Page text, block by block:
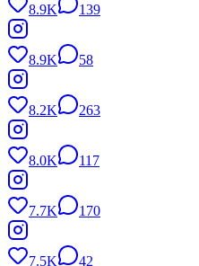
8.9K 139
8.9K 58
8.2K 263
8.0K 117
7.7K 170
7.5K
42